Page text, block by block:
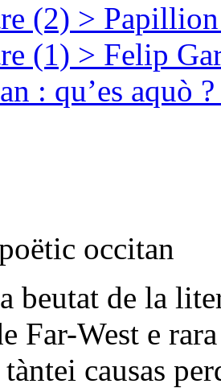
(2) >
(1) > Felip
: qu’es aquò
occitan
beutat de la
Far-West e
causas